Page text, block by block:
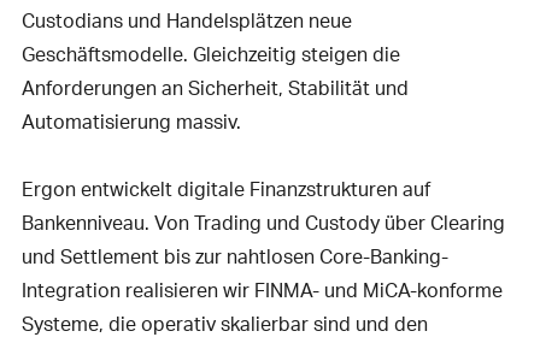
Custodians und Handelsplätzen neue
Geschäftsmodelle. Gleichzeitig steigen die
Anforderungen an Sicherheit, Stabilität und
Automatisierung massiv.
Ergon entwickelt digitale Finanzstrukturen auf
Bankenniveau. Von Trading und Custody über Clearing
und Settlement bis zur nahtlosen Core-Banking-
Integration realisieren wir FINMA- und MiCA-konforme
Systeme, die operativ skalierbar sind und den